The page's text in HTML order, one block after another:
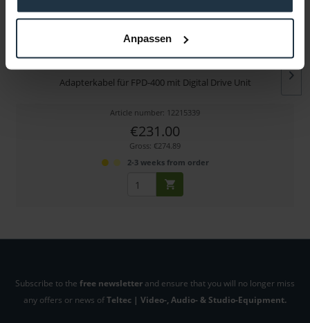
Anpassen
Adapterkabel für FPD-400 mit Digital Drive Unit
Article number: 12215339
€231.00
Gross: €274.89
2-3 weeks from order
Subscribe to the free newsletter and ensure that you will no longer miss
any offers or news ofTeltec | Video-, Audio- & Studio-Equipment.